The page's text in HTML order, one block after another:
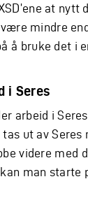
at
mindre
å bruke det i
i Seres
arbeid i
ut av Seres
videre med
man starte